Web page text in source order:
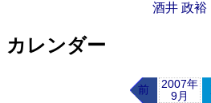
酒井 政裕
カレンダー
前
2007年
9月